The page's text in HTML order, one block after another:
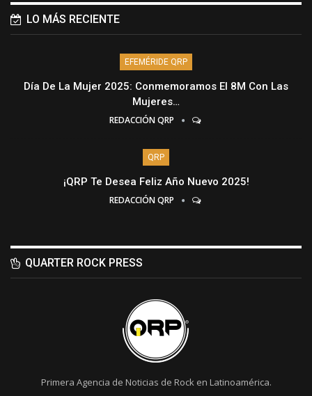
LO MÁS RECIENTE
EFEMÉRIDE QRP
Día De La Mujer 2025: Conmemoramos El 8M Con Las
Mujeres…
REDACCIÓN QRP
QRP
¡QRP Te Desea Feliz Año Nuevo 2025!
REDACCIÓN QRP
QUARTER ROCK PRESS
Primera Agencia de Noticias de Rock en Latinoamérica.